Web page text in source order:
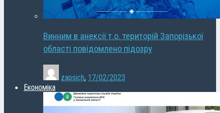
Винним в анексії т.о. територій Запорізької
області повідомлено підозру
zapsich, 17/02/2023
Економіка